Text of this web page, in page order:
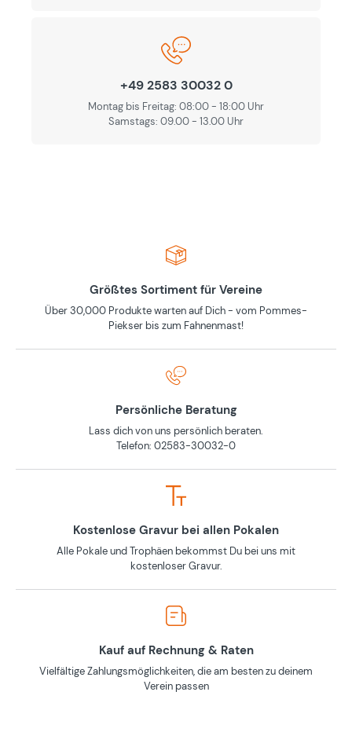
+49 2583 30032 0
Montag bis Freitag: 08:00 - 18:00 Uhr
Samstags: 09.00 - 13.00 Uhr
Größtes Sortiment für Vereine
Über 30,000 Produkte warten auf Dich - vom Pommes-
Piekser bis zum Fahnenmast!
Persönliche Beratung
Lass dich von uns persönlich beraten.
Telefon: 02583-30032-0
Kostenlose Gravur bei allen Pokalen
Alle Pokale und Trophäen bekommst Du bei uns mit
kostenloser Gravur.
Kauf auf Rechnung & Raten
Vielfältige Zahlungsmöglichkeiten, die am besten zu deinem
Verein passen